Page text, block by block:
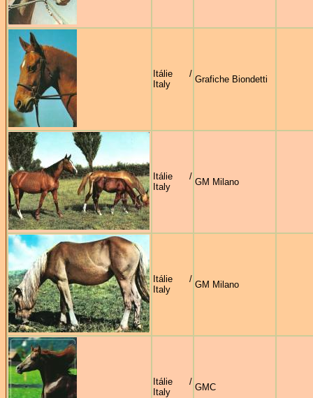
Itálie /
Italy
Grafiche Biondetti
Itálie /
Italy
GM Milano
Itálie /
Italy
GM Milano
Itálie /
Italy
GMC